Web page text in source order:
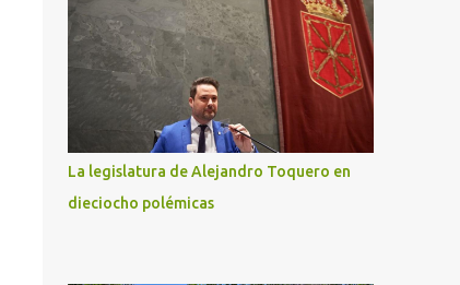
La legislatura de Alejandro Toquero en
dieciocho polémicas